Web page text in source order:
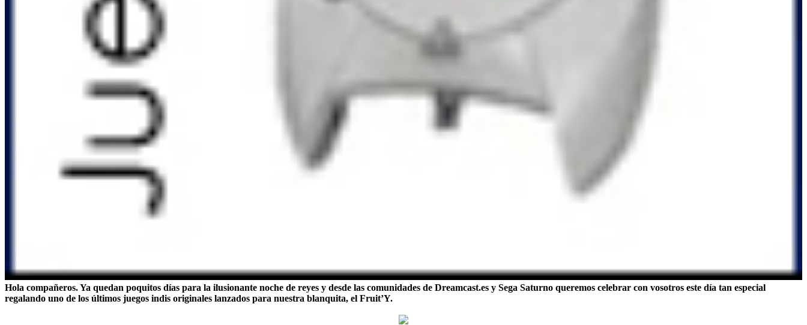
Hola compañeros. Ya quedan poquitos días para la ilusionante noche de reyes y desde las comunidades de Dreamcast.es y Sega Saturno queremos celebrar con vosotros este día tan especial
regalando uno de los últimos juegos indis originales lanzados para nuestra blanquita, el Fruit’Y.